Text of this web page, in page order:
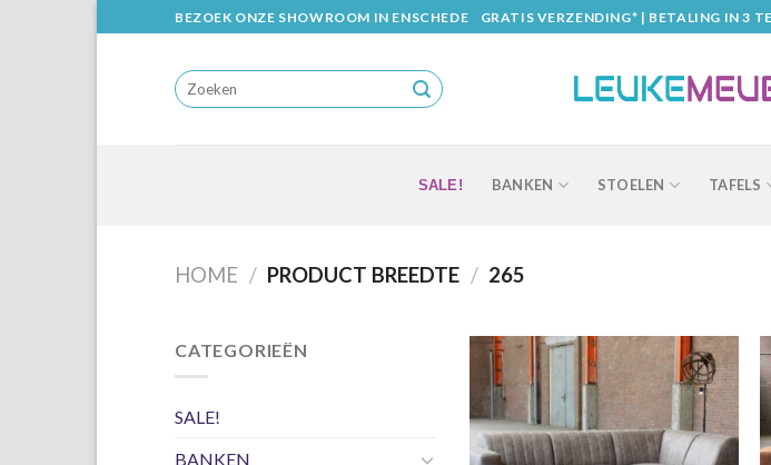
to
BEZOEK ONZE SHOWROOM IN ENSCHEDE GRATIS VERZENDING* | BETALING IN 3
SALE! BANKEN STOELEN TAFELS
HOME / PRODUCT BREEDTE / 265
CATEGORIEËN
SALE!
BANKEN